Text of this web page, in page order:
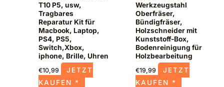
T10 P5, usw,
Tragbares
Reparatur Kit für
Macbook, Laptop,
PS4, PS5,
Switch,Xbox,
iphone, Brille, Uhren
€10,99
JETZT
KAUFEN *
Werkzeugstahl
Oberfräser,
Bündigfräser,
Holzschneider mit
Kunststoff-Box,
Bodenreinigung für
Holzbearbeitung
€19,99
JETZT
KAUFEN *